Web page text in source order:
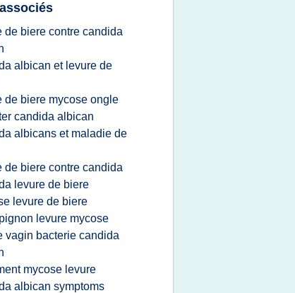
de biere contre candida
albican et levure de
de biere mycose ongle
candida albican
albicans et maladie de
de biere contre candida
levure de biere
levure de biere
levure mycose
vagin bacterie candida
mycose levure
albican symptoms